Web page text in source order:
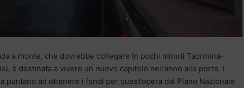
a monte, che dovrebbe collegare in pochi minuti Taormina-
è destinata a vivere un nuovo capitolo nell’anno alle porte. I
puntano ad ottenere i fondi per quest’opera dal Piano Nazionale